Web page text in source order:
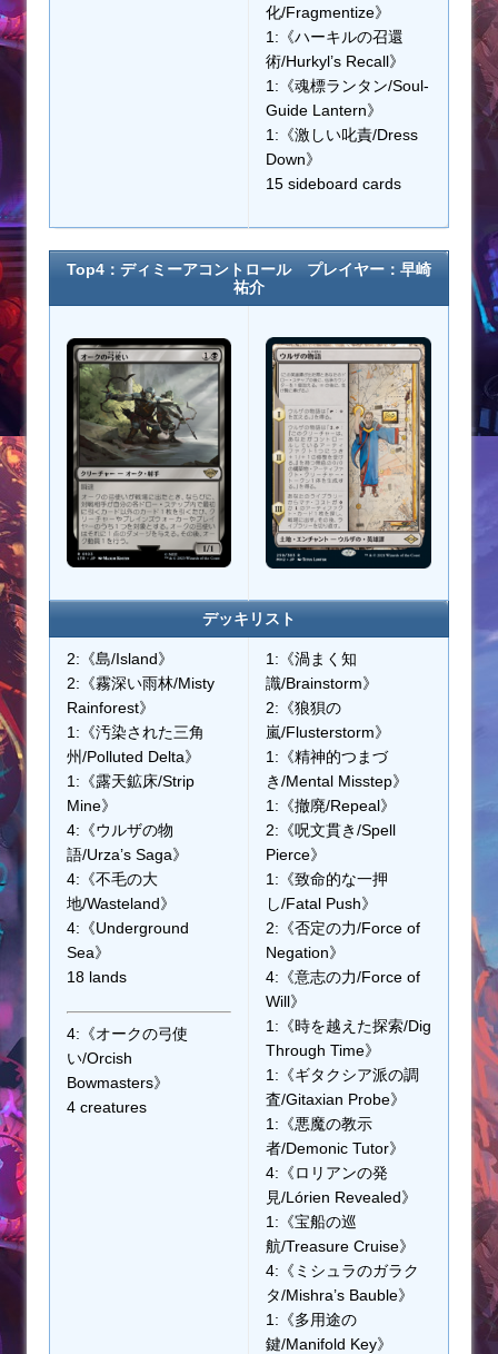
化/Fragmentize》
1:《ハーキルの召還
術/Hurkyl’s Recall》
1:《魂標ランタン/Soul-
Guide Lantern》
1:《激しい叱責/Dress
Down》
15 sideboard cards
Top4：ディミーアコントロール プレイヤー：早崎
祐介
デッキリスト
2:《島/Island》
2:《霧深い雨林/Misty
Rainforest》
1:《汚染された三角
州/Polluted Delta》
1:《露天鉱床/Strip
Mine》
4:《ウルザの物
語/Urza’s Saga》
4:《不毛の大
地/Wasteland》
4:《Underground
Sea》
18 lands
4:《オークの弓使
い/Orcish
Bowmasters》
4 creatures
1:《渦まく知
識/Brainstorm》
2:《狼狽の
嵐/Flusterstorm》
1:《精神的つまづ
き/Mental Misstep》
1:《撤廃/Repeal》
2:《呪文貫き/Spell
Pierce》
1:《致命的な一押
し/Fatal Push》
2:《否定の力/Force of
Negation》
4:《意志の力/Force of
Will》
1:《時を越えた探索/Dig
Through Time》
1:《ギタクシア派の調
査/Gitaxian Probe》
1:《悪魔の教示
者/Demonic Tutor》
4:《ロリアンの発
見/Lórien Revealed》
1:《宝船の巡
航/Treasure Cruise》
4:《ミシュラのガラク
タ/Mishra’s Bauble》
1:《多用途の
鍵/Manifold Key》